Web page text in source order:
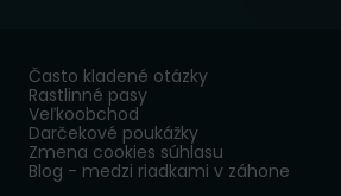
Často kladené otázky
Rastlinné pasy
Veľkoobchod
Darčekové poukážky
Zmena cookies súhlasu
Blog - medzi riadkami v záhone